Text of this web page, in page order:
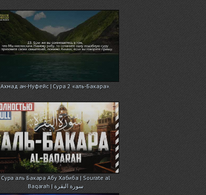
Ахмад ан-Нуфейс | Сура 2 «аль-Бакара».
Cура аль Бакара Абу Хабиба | Sourate al
Baqarah | سورة البقرة